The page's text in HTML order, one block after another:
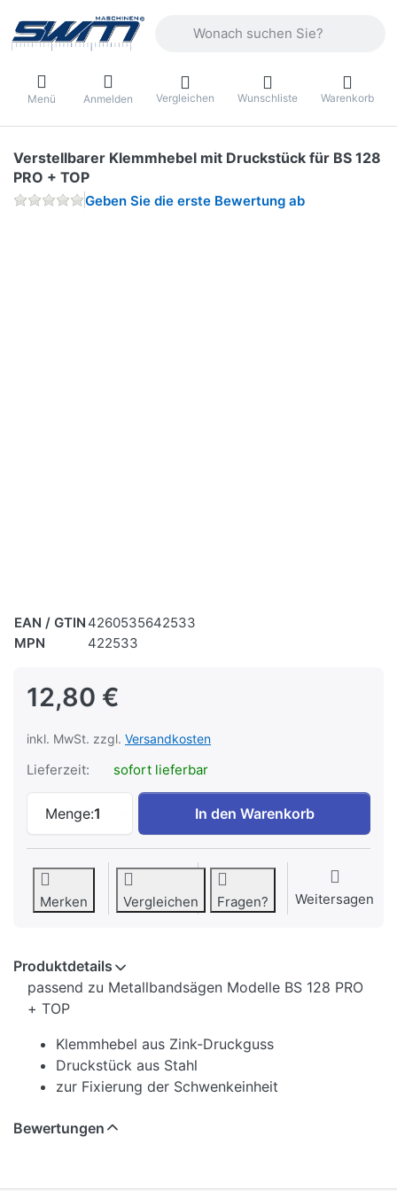
Menü Anmelden Vergleichen Wunschliste Warenkorb
Verstellbarer Klemmhebel mit Druckstück für BS 128
PRO + TOP
Geben Sie die erste Bewertung ab
EAN / GTIN 4260535642533
MPN
422533
12,80 €
inkl. MwSt. zzgl. Versandkosten
Lieferzeit: sofort lieferbar
Menge:1
Verstellbarer Klemmhebel mit
In den Warenkorb
Merken Vergleichen Fragen? Weitersagen
Produktdetails
passend zu Metallbandsägen Modelle BS 128 PRO
+ TOP
Klemmhebel aus Zink-Druckguss
Druckstück aus Stahl
zur Fixierung der Schwenkeinheit
Bewertungen